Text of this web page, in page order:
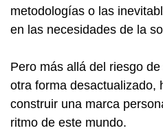
metodologías o las
en las necesidades de la
Pero más allá del riesgo
otra forma desactualizado,
construir una marca
ritmo de este mundo.